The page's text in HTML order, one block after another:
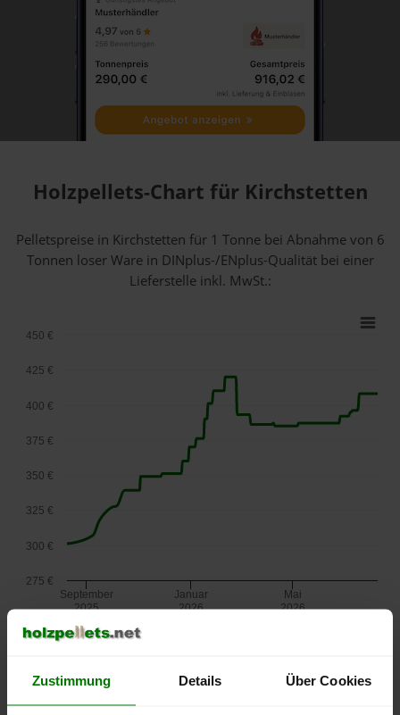
Zustimmung Details Über Cookies
Holzpellets-Chart für Kirchstetten
Pelletspreise in Kirchstetten für 1 Tonne bei Abnahmevon 6
Tonnen loser Warein DINplus-/ENplus-Qualität bei einer
Lieferstelle inkl. MwSt.:
September
2025
Januar
2026
Mai
2026
275 €
300 €
325 €
350 €
375 €
400 €
425 €
450 €
Die aktuelle Preisentwicklung für Holzpellets in Österreich
können Sie jederzeit auf unserer
Pelletspreise-Seite